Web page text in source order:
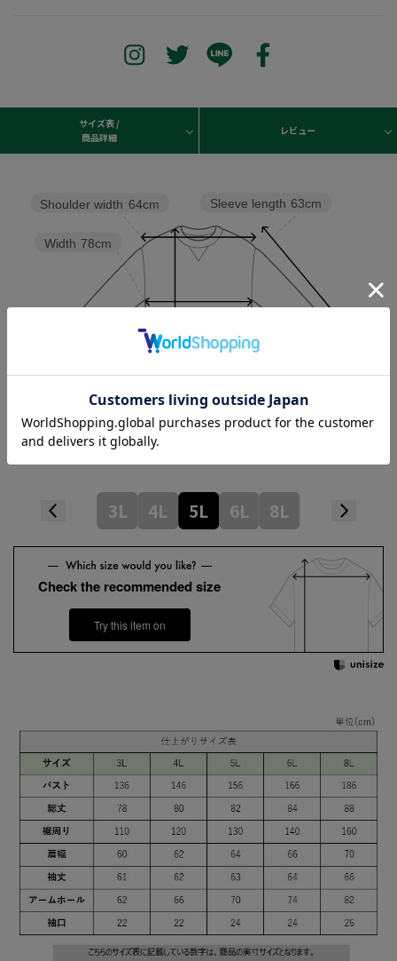
サイズ表 /
商品詳細
レビュー
Hem width 65cm
Sleeve length 63cm
Length 82cm
Width 78cm
Shoulder width 64cm
3L 4L 5L 6L 8L
Check the recommended size
Try this item on